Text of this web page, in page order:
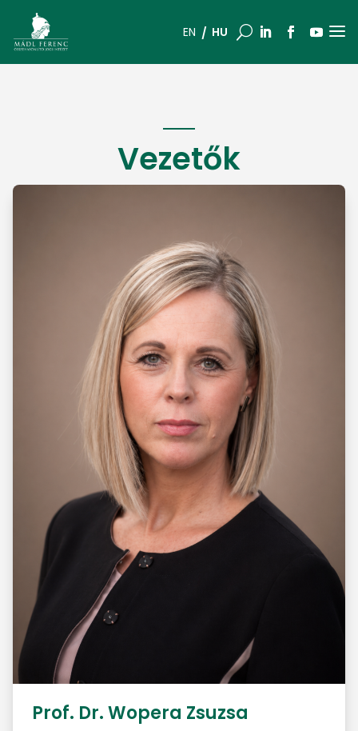
EN HU U a
Vezetők
Prof. Dr. Wopera Zsuzsa